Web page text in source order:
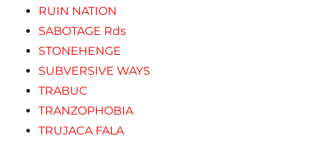
RUIN NATION
SABOTAGE Rds
STONEHENGE
SUBVERSIVE WAYS
TRABUC
TRANZOPHOBIA
TRUJACA FALA